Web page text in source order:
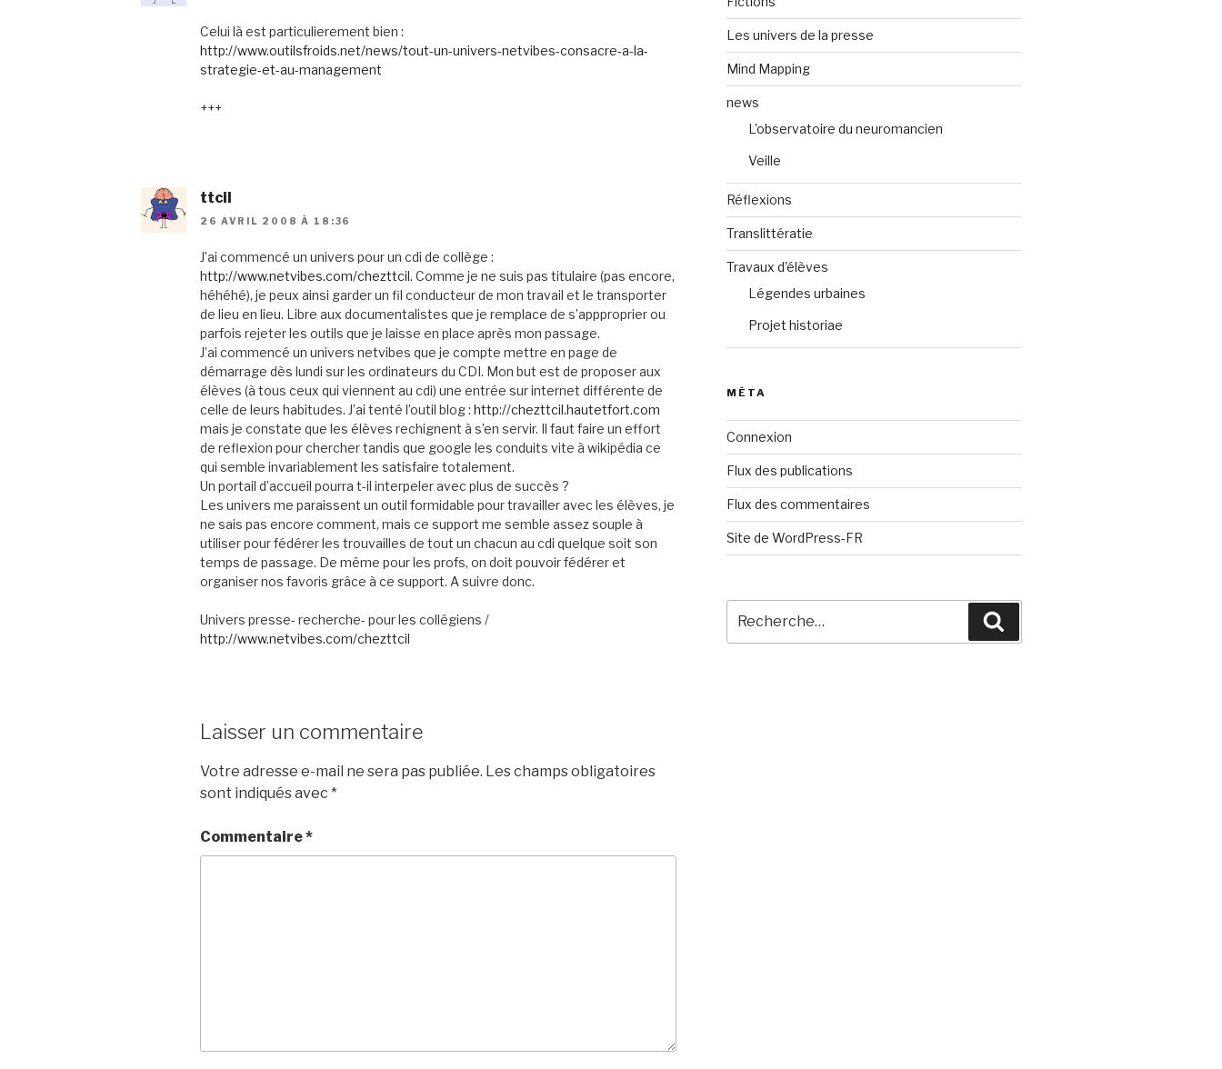
Celui là est particulierement bien :
http://www.outilsfroids.net/news/tout-un-univers-netvibes-consacre-a-la-
strategie-et-au-management
+++
ttcil
26 AVRIL 2008 À 18:36
J’ai commencé un univers pour un cdi de collège :
http://www.netvibes.com/chezttcil. Comme je ne suis pas titulaire (pas encore,
héhéhé), je peux ainsi garder un fil conducteur de mon travail et le transporter
de lieu en lieu. Libre aux documentalistes que je remplace de s’appproprier ou
parfois rejeter les outils que je laisse en place après mon passage.
J’ai commencé un univers netvibes que je compte mettre en page de
démarrage dès lundi sur les ordinateurs du CDI. Mon but est de proposer aux
élèves (à tous ceux qui viennent au cdi) une entrée sur internet différente de
celle de leurs habitudes. J’ai tenté l’outil blog : http://chezttcil.hautetfort.com
mais je constate que les élèves rechignent à s’en servir. Il faut faire un effort
de reflexion pour chercher tandis que google les conduits vite à wikipédia ce
qui semble invariablement les satisfaire totalement.
Un portail d’accueil pourra t-il interpeler avec plus de succès ?
Les univers me paraissent un outil formidable pour travailler avec les élèves, je
ne sais pas encore comment, mais ce support me semble assez souple à
utiliser pour fédérer les trouvailles de tout un chacun au cdi quelque soit son
temps de passage. De même pour les profs, on doit pouvoir fédérer et
organiser nos favoris grâce à ce support. A suivre donc.
Univers presse- recherche- pour les collégiens /
http://www.netvibes.com/chezttcil
Laisser un commentaire
Votre adresse e-mail ne sera pas publiée. Les champs obligatoires
sont indiqués avec *
Commentaire*
Les univers de la presse
Mind Mapping
news
L'observatoire du neuromancien
Veille
Réflexions
Translittératie
Travaux d'élèves
Légendes urbaines
Projet historiae
MÉTA
Connexion
Flux des publications
Flux des commentaires
Site de WordPress-FR
pour
: